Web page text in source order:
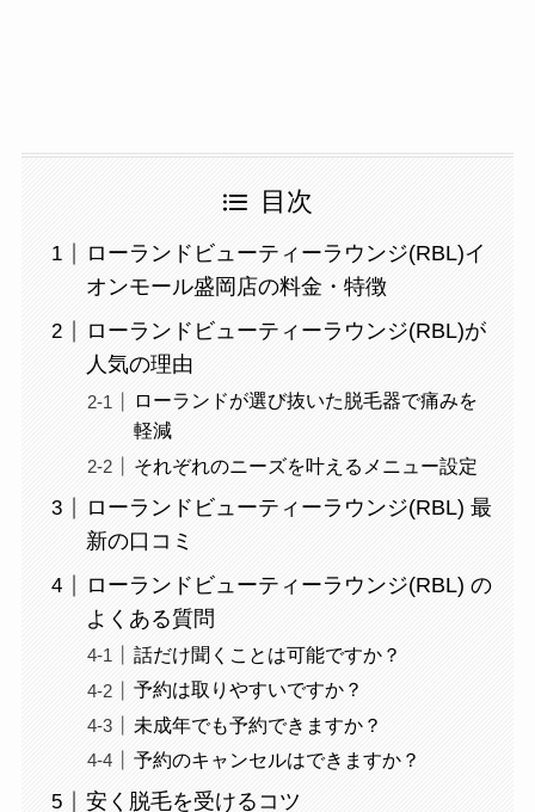
目次
ローランドビューティーラウンジ(RBL)イ
オンモール盛岡店の料金・特徴
ローランドビューティーラウンジ(RBL)が
人気の理由
ローランドが選び抜いた脱毛器で痛みを
軽減
それぞれのニーズを叶えるメニュー設定
ローランドビューティーラウンジ(RBL) 最
新の口コミ
ローランドビューティーラウンジ(RBL) の
よくある質問
話だけ聞くことは可能ですか？
予約は取りやすいですか？
未成年でも予約できますか？
予約のキャンセルはできますか？
安く脱毛を受けるコツ